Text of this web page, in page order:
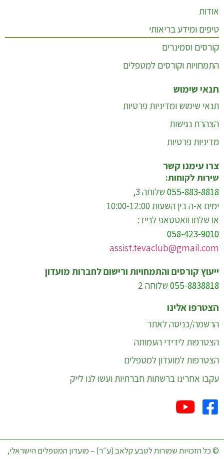
אודות
טיפים ומידע בריאותי
קורסים וסמינרים
התמחויות וקורסים למטפלים
תנאי שימוש
תנאי שימוש ומדיניות פרטיות
הצהרת נגישות
מדיניות פרטיות
צרו עימנו קשר
שירות לקוחות:
055-883-8818שלוחה 3,
ימים א-ה בין השעות 10:00-12:00
או שלחו וואטסאפ לנייד:
058-423-9010
assist.tevaclub@gmail.com
ייעוץ קורסים והתמחויות ורישום לחברות מועדון
055-8838818שלוחה 2
הצטרפו אלינו
הרשמה/כניסה לאתר
הצטרפות לידידי העמותה
הצטרפות למועדון למטפלים
עקבו אחרינו ברשתות חברתיות ועשו לנו לייק
© כל הזכויות שמורות לטבע קלאב (ע״ר) – מועדון המטפלים הישראלי,